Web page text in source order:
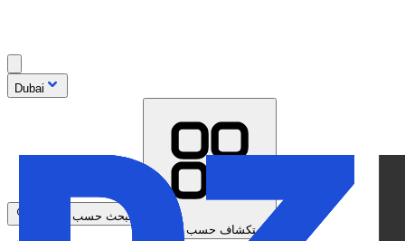
Dubai
البحث حسب الموديل
استكشاف حسب العلامة